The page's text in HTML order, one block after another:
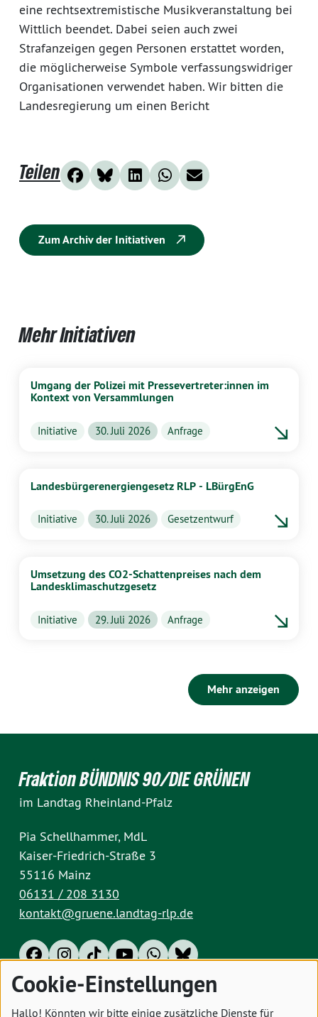
eine rechtsextremistische Musikveranstaltung bei
Wittlich beendet. Dabei seien auch zwei
Strafanzeigen gegen Personen erstattet worden,
die möglicherweise Symbole verfassungswidriger
Organisationen verwendet haben. Wir bitten die
Landesregierung um einen Bericht
Teilen
Zum Archiv der Initiativen
Mehr Initiativen
Umgang der Polizei mit Pressevertreter:innen im
Kontext von Versammlungen
Initiative 30. Juli 2026 Anfrage
Landesbürgerenergiengesetz RLP - LBürgEnG
Initiative 30. Juli 2026 Gesetzentwurf
Umsetzung des CO2-Schattenpreises nach dem
Landesklimaschutzgesetz
Initiative 29. Juli 2026 Anfrage
Mehr anzeigen
Fraktion BÜNDNIS 90/DIE GRÜNEN
im Landtag Rheinland-Pfalz
Pia Schellhammer, MdL
Kaiser-Friedrich-Straße 3
55116 Mainz
06131 / 208 3130
kontakt@gruene.landtag-rlp.de
Impressum Datenschutz Cookies
Cookie-Einstellungen
Hallo! Könnten wir bitte einige zusätzliche Dienste für